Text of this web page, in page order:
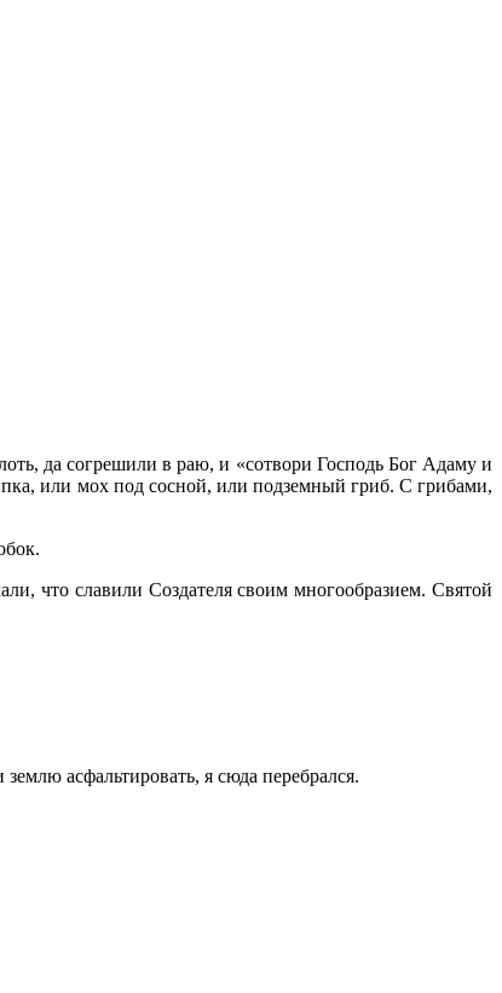
да согрешили в раю, и «сотвори Господь Бог Адаму и
или мох под сосной, или подземный гриб. С грибами,
что славили Создателя своим многообразием. Святой
асфальтировать, я сюда перебрался.